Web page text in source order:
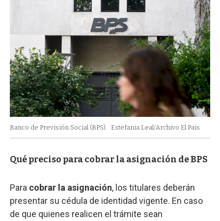
Banco de Previsión Social (BPS). Estefania Leal/Archivo El Pais
Qué preciso para cobrar la asignación de BPS
Para cobrar la asignación, los titulares deberán
presentar su cédula de identidad vigente. En caso
de que quienes realicen el trámite sean